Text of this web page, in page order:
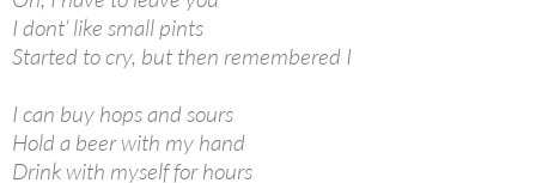
I dont‘ like small pints
Started to cry, but then remembered I
I can buy hops and sours
Hold a beer with my hand
Drink with myself for hours